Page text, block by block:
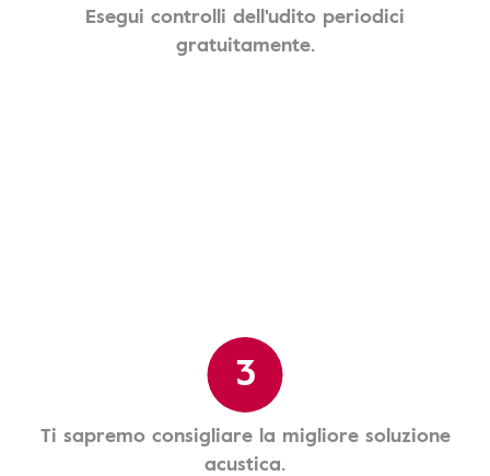
Esegui controlli dell'udito periodici
gratuitamente.
3
Ti sapremo consigliare la migliore soluzione
acustica.